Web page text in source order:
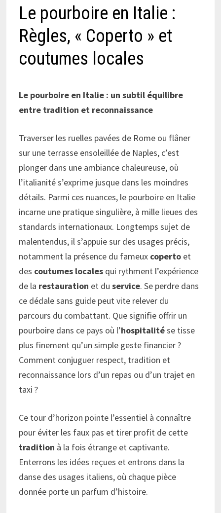
Le pourboire en Italie :
Règles, « Coperto » et
coutumes locales
Le pourboire en Italie : un subtil équilibre
entre tradition et reconnaissance
Traverser les ruelles pavées de Rome ou flâner
sur une terrasse ensoleillée de Naples, c’est
plonger dans une ambiance chaleureuse, où
l’italianité s’exprime jusque dans les moindres
détails. Parmi ces nuances, le pourboire en Italie
incarne une pratique singulière, à mille lieues des
standards internationaux. Longtemps sujet de
malentendus, il s’appuie sur des usages précis,
notamment la présence du fameux coperto et
des coutumes locales qui rythment l’expérience
de la restauration et duservice. Se perdre dans
ce dédale sans guide peut vite relever du
parcours du combattant. Que signifie offrir un
pourboire dans ce pays où l’hospitalitése tisse
plus finement qu’un simple geste financier ?
Comment conjuguer respect, tradition et
reconnaissance lors d’un repas ou d’un trajet en
taxi ?
Ce tour d’horizon pointe l’essentiel à connaître
pour éviter les faux pas et tirer profit de cette
tradition à la fois étrange et captivante.
Enterrons les idées reçues et entrons dans la
danse des usages italiens, où chaque pièce
donnée porte un parfum d’histoire.